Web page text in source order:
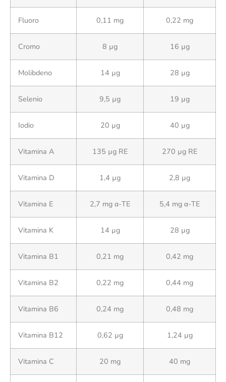
Fluoro 0,11 mg 0,22 mg
Cromo 8 µg 16 µg
Molibdeno 14 µg 28 µg
Selenio 9,5 µg 19 µg
Iodio 20 µg 40 µg
Vitamina A 135 µg RE 270 µg RE
Vitamina D 1,4 µg 2,8 µg
Vitamina E 2,7 mg α-TE 5,4 mg α-TE
Vitamina K 14 µg 28 µg
Vitamina B1 0,21 mg 0,42 mg
Vitamina B2 0,22 mg 0,44 mg
Vitamina B6 0,24 mg 0,48 mg
Vitamina B12 0,62 µg 1,24 µg
Vitamina C 20 mg 40 mg